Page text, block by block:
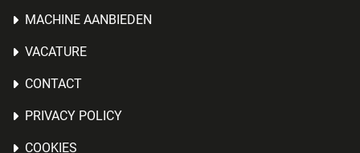
MACHINE AANBIEDEN
VACATURE
CONTACT
PRIVACY POLICY
COOKIES